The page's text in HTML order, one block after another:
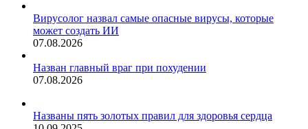
Вирусолог назвал самые опасные вирусы, которые
может создать ИИ
07.08.2026
Назван главный враг при похудении
07.08.2026
Названы пять золотых правил для здоровья сердца